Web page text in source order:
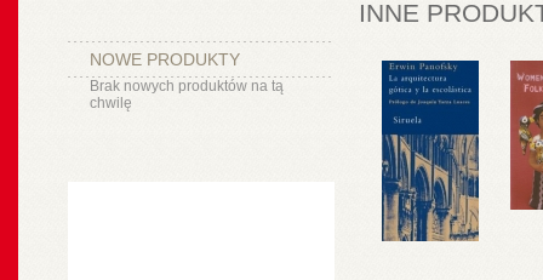
NOWE PRODUKTY
Brak nowych produktów na tą
chwilę
INNE